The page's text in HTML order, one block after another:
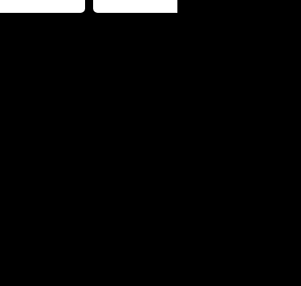
jediné katastrofě prodělal 200